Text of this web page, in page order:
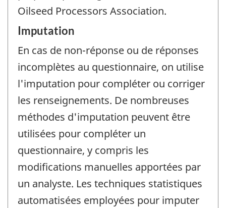
Oilseed Processors Association.
Imputation
En cas de non-réponse ou de réponses
incomplètes au questionnaire, on utilise
l'imputation pour compléter ou corriger
les renseignements. De nombreuses
méthodes d'imputation peuvent être
utilisées pour compléter un
questionnaire, y compris les
modifications manuelles apportées par
un analyste. Les techniques statistiques
automatisées employées pour imputer